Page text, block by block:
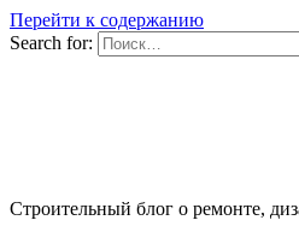
Перейти к содержанию
Search for:
Строительный блог о ремонте,